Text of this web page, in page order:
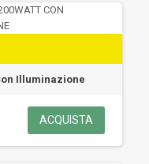
Illuminazione
ACQUISTA